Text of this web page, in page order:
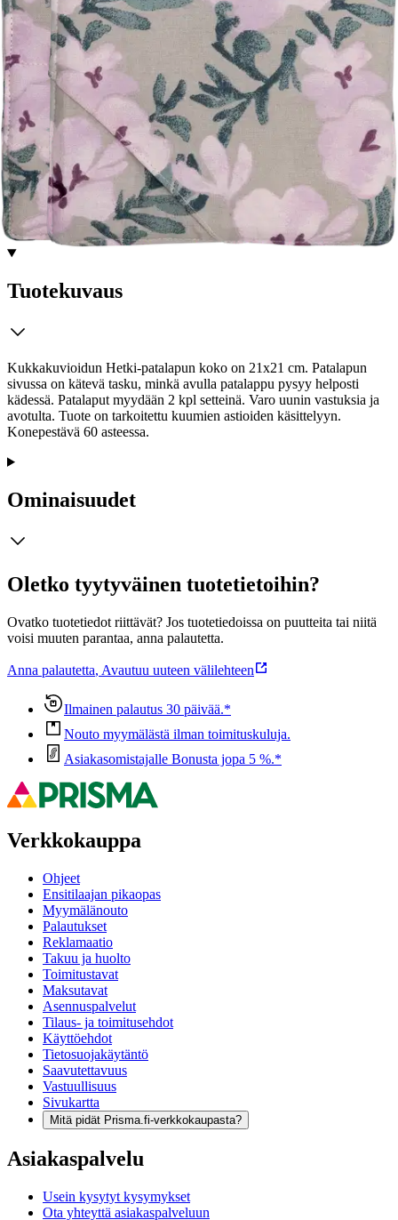
Ilmainen toimitus yli 100 €:n tilauksille
Postin pakettiautomaattiin tai
palvelupisteeseen!
Etu ei koske Suuri‑lisäpalvelulla toimitettavia tuotteita.
Tarkista myymäläsaatavuus
Tuotekuvaus
Kukkakuvioidun Hetki-patalapun koko on 21x21 cm. Patalapun
sivussa on kätevä tasku, minkä avulla patalappu pysyy helposti
kädessä. Patalaput myydään 2 kpl setteinä. Varo uunin vastuksia ja
avotulta. Tuote on tarkoitettu kuumien astioiden käsittelyyn.
Konepestävä 60 asteessa.
Ominaisuudet
Oletko tyytyväinen tuotetietoihin?
Ovatko tuotetiedot riittävät? Jos tuotetiedoissa on puutteita tai niitä
voisi muuten parantaa, anna palautetta.
Anna palautetta, Avautuu uuteen välilehteen
Ilmainen palautus 30 päivää.*
Nouto myymälästä ilman toimituskuluja.
Asiakasomistajalle Bonusta jopa 5 %.*
Verkkokauppa
Ohjeet
Ensitilaajan pikaopas
Myymälänouto
Palautukset
Reklamaatio
Takuu ja huolto
Toimitustavat
Maksutavat
Asennuspalvelut
Tilaus- ja toimitusehdot
Käyttöehdot
Tietosuojakäytäntö
Saavutettavuus
Vastuullisuus
Sivukartta
Mitä pidät Prisma.fi-verkkokaupasta?
Asiakaspalvelu
Usein kysytyt kysymykset
Ota yhteyttä asiakaspalveluun